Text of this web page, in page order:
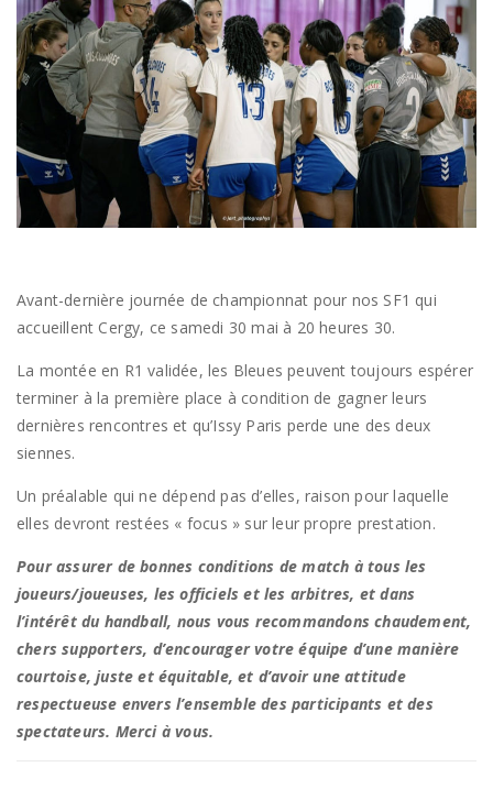
Avant-dernière journée de championnat pour nos SF1 qui
accueillent Cergy, ce samedi 30 mai à 20 heures 30.
La montée en R1 validée, les Bleues peuvent toujours espérer
terminer à la première place à condition de gagner leurs
dernières rencontres et qu’Issy Paris perde une des deux
siennes.
Un préalable qui ne dépend pas d’elles, raison pour laquelle
elles devront restées « focus » sur leur propre prestation.
Pour assurer de bonnes conditions de match à tous les
joueurs/joueuses, les officiels et les arbitres, et dans
l’intérêt du handball, nous vous recommandons chaudement,
chers supporters, d’encourager votre équipe d’une manière
courtoise, juste et équitable, et d’avoir une attitude
respectueuse envers l’ensemble des participants et des
spectateurs. Merci à vous.